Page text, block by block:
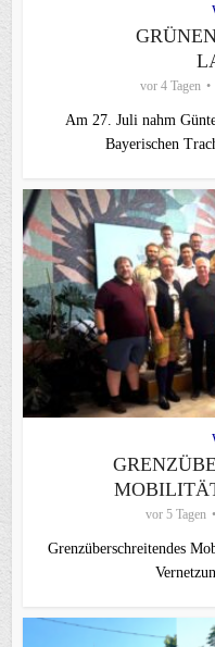
vor 4 Tagen
Am 27. Juli nahm
Bayerischen
vor 5 Tagen
Grenzüberschreitendes